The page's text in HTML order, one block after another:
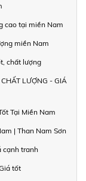
cao tại miền Nam
miền Nam
chất lượng
LƯỢNG - GIÁ
Tại Miền Nam
| Than Nam Sơn
cạnh tranh
tốt